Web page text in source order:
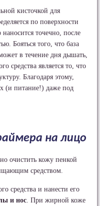
кисточкой для
по поверхности
точечно, после
Бояться того, что база
в течение дня дышать,
средства является то, что
Благодаря этому,
(и питание!) даже под
на лицо
очистить кожу пенкой
средством.
средства и нанести его
и нос . При жирной коже